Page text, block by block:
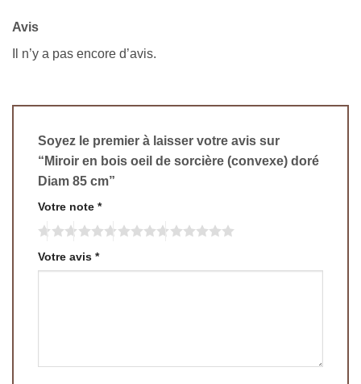
Avis
Il n’y a pas encore d’avis.
Soyez le premier à laisser votre avis sur
“Miroir en bois oeil de sorcière (convexe) doré
Diam 85 cm”
Votre note *
Votre avis *